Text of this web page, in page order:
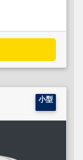
小型